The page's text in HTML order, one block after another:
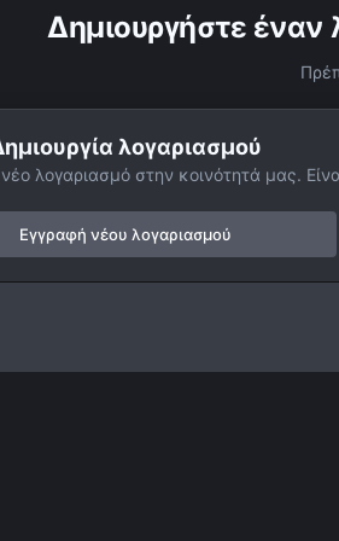
Δημιουργήστε έναν
λογαριασμού
λογαριασμό στην κοινότητά μας.
Εγγραφή νέου λογαριασμού